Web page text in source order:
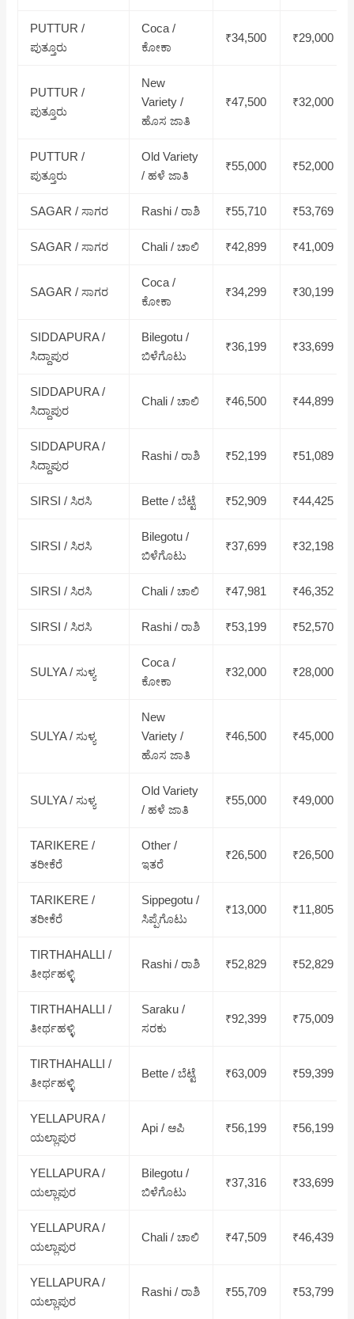
PUTTUR /
ಪುತ್ತೂರು
Coca /
ಕೋಕಾ
₹34,500 ₹29,000
PUTTUR /
ಪುತ್ತೂರು
New
Variety /
ಹೊಸ ಜಾತಿ
₹47,500 ₹32,000
PUTTUR /
ಪುತ್ತೂರು
Old Variety
/ ಹಳೆ ಜಾತಿ
₹55,000 ₹52,000
SAGAR / ಸಾಗರ Rashi / ರಾಶಿ ₹55,710 ₹53,769
SAGAR / ಸಾಗರ Chali / ಚಾಲಿ ₹42,899 ₹41,009
SAGAR / ಸಾಗರ
Coca /
ಕೋಕಾ
₹34,299 ₹30,199
SIDDAPURA /
ಸಿದ್ದಾಪುರ
Bilegotu /
ಬಿಳೆಗೊಟು
₹36,199 ₹33,699
SIDDAPURA /
ಸಿದ್ದಾಪುರ
Chali / ಚಾಲಿ ₹46,500 ₹44,899
SIDDAPURA /
ಸಿದ್ದಾಪುರ
Rashi / ರಾಶಿ ₹52,199 ₹51,089
SIRSI / ಸಿರಸಿ Bette / ಬೆಟ್ಟೆ ₹52,909 ₹44,425
SIRSI / ಸಿರಸಿ
Bilegotu /
ಬಿಳೆಗೊಟು
₹37,699 ₹32,198
SIRSI / ಸಿರಸಿ Chali / ಚಾಲಿ ₹47,981 ₹46,352
SIRSI / ಸಿರಸಿ Rashi / ರಾಶಿ ₹53,199 ₹52,570
SULYA / ಸುಳ್ಯ
Coca /
ಕೋಕಾ
₹32,000 ₹28,000
SULYA / ಸುಳ್ಯ
New
Variety /
ಹೊಸ ಜಾತಿ
₹46,500 ₹45,000
SULYA / ಸುಳ್ಯ
Old Variety
/ ಹಳೆ ಜಾತಿ
₹55,000 ₹49,000
TARIKERE /
ತರೀಕೆರೆ
Other /
ಇತರೆ
₹26,500 ₹26,500
TARIKERE /
ತರೀಕೆರೆ
Sippegotu /
ಸಿಪ್ಪೆಗೊಟು
₹13,000 ₹11,805
TIRTHAHALLI /
ತೀರ್ಥಹಳ್ಳಿ
Rashi / ರಾಶಿ ₹52,829 ₹52,829
TIRTHAHALLI /
ತೀರ್ಥಹಳ್ಳಿ
Saraku /
ಸರಕು
₹92,399 ₹75,009
TIRTHAHALLI /
ತೀರ್ಥಹಳ್ಳಿ
Bette / ಬೆಟ್ಟೆ ₹63,009 ₹59,399
YELLAPURA /
ಯಲ್ಲಾಪುರ
Api / ಆಪಿ ₹56,199 ₹56,199
YELLAPURA /
ಯಲ್ಲಾಪುರ
Bilegotu /
ಬಿಳೆಗೊಟು
₹37,316 ₹33,699
YELLAPURA /
ಯಲ್ಲಾಪುರ
Chali / ಚಾಲಿ ₹47,509 ₹46,439
YELLAPURA /
ಯಲ್ಲಾಪುರ
Rashi / ರಾಶಿ ₹55,709 ₹53,799